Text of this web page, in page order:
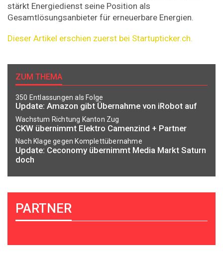
stärkt Energiedienst seine Position als
Gesamtlösungsanbieter für erneuerbare Energien.
Dieser Artikel erschien zuerst bei Startupticker.ch.
ZUM THEMA
350 Entlassungen als Folge
Update: Amazon gibt Übernahme von iRobot auf
Wachstum Richtung Kanton Zug
CKW übernimmt Elektro Camenzind + Partner
Nach Klage gegen Komplettübernahme
Update: Ceconomy übernimmt Media Markt Saturn
doch
PARTNER